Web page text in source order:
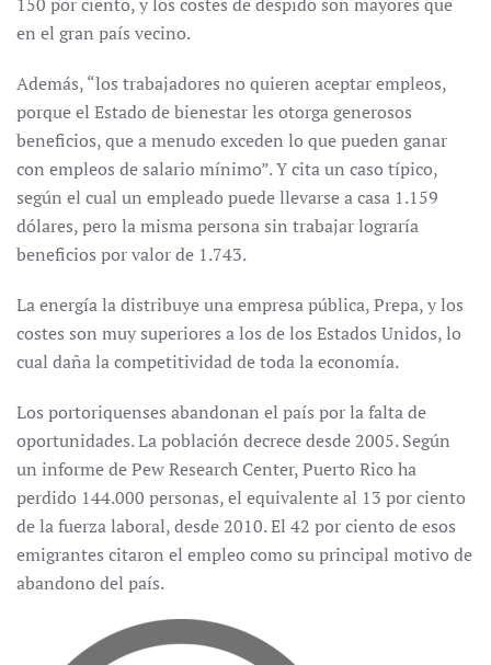
en el gran país vecino.
Además, “los trabajadores no quieren aceptar empleos,
porque el Estado de bienestar les otorga generosos
beneficios, que a menudo exceden lo que pueden ganar
con empleos de salario mínimo”. Y cita un caso típico,
según el cual un empleado puede llevarse a casa 1.159
dólares, pero la misma persona sin trabajar lograría
beneficios por valor de 1.743.
La energía la distribuye una empresa pública, Prepa, y los
costes son muy superiores a los de los Estados Unidos, lo
cual daña la competitividad de toda la economía.
Los portoriquenses abandonan el país por la falta de
oportunidades. La población decrece desde 2005. Según
un informe de Pew Research Center, Puerto Rico ha
perdido 144.000 personas, el equivalente al 13 por ciento
de la fuerza laboral, desde 2010. El 42 por ciento de esos
emigrantes citaron el empleo como su principal motivo de
abandono del país.